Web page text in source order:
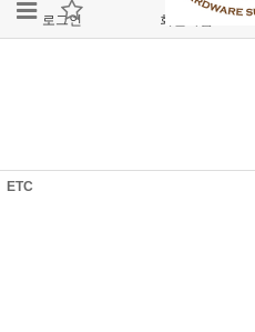
로그인 회원가입
ETC